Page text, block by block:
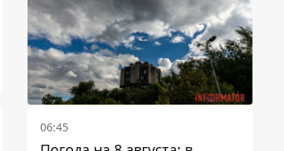
06:45